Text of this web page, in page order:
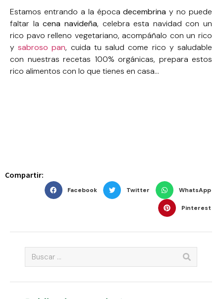
Estamos entrando a la épocadecembrina y no puede
faltar lacena navideña, celebra esta navidad con un
rico pavo relleno vegetariano, acompáñalo con un rico
ysabroso pan, cuida tu salud come rico y saludable
con nuestras recetas 100% orgánicas, prepara estos
rico alimentos con lo que tienes en casa…
Compartir:
Facebook Twitter WhatsApp
Pinterest